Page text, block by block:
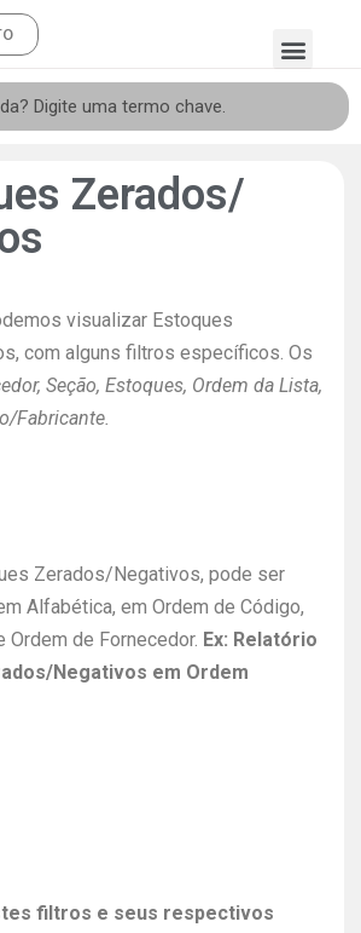
Zerados/
visualizar Estoques
com alguns filtros específicos. Os
Seção, Estoques, Ordem da Lista,
Fabricante.
Zerados/Negativos, pode ser
Alfabética, em Ordem de Código,
Ordem de Fornecedor. Ex: Relatório
Negativos em Ordem
filtros e seus respectivos